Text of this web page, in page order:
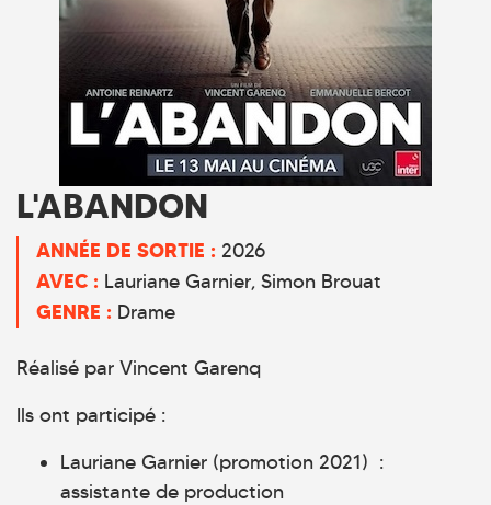
L'ABANDON
ANNÉE DE SORTIE : 2026
AVEC : Lauriane Garnier, Simon Brouat
GENRE : Drame
Réalisé par Vincent Garenq
Ils ont participé :
Lauriane Garnier (promotion 2021) :
assistante de production